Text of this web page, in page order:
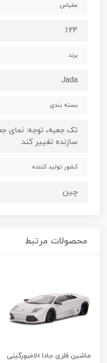
مقیاس
1:24
برند
Jada
بسته بندی
تک جعبه، توجه:
سازنده تغییر کند.
کشور تولید کننده
چین
محصولات مرتبط
ماشین فلزی جادا «لامبورگینی